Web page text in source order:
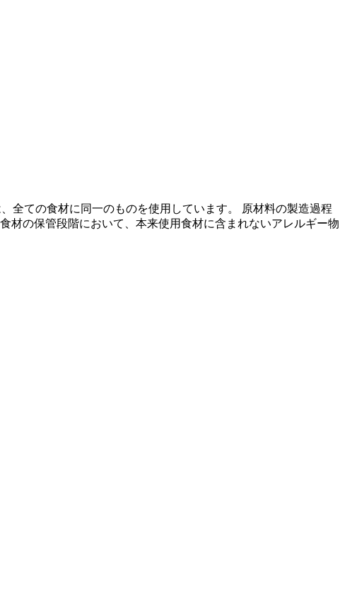
全ての食材に同一のものを使用しています。 原材料の製造過程
材の保管段階において、本来使用食材に含まれないアレルギー物